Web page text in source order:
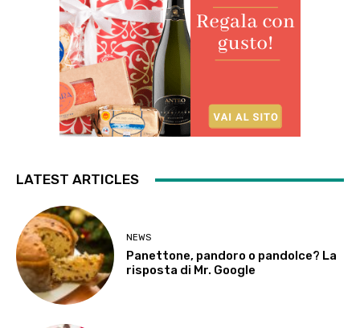
LATEST ARTICLES
NEWS
Panettone, pandoro o pandolce? La
risposta di Mr. Google